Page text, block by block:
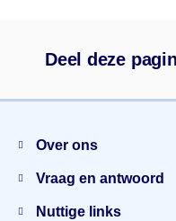
Deel deze
Over ons
Vraag en antwoord
Nuttige links